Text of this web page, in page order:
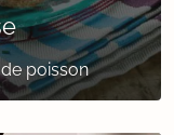
poisson